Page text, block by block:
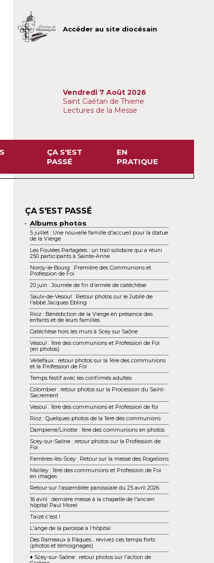
Accéder au site diocésain
Vendredi 7 Août 2026
Saint Gaétan de Thiene
Lectures de la Messe
ÇA S'EST
PASSÉ
EN
PRATIQUE
ÇA S'EST PASSÉ
Albums photos
5 juillet : Une nouvelle famille d'accueil pour la statue
de la Vierge
Les Foulées Partagées : un trail solidaire qui a réuni
250 participants à Sainte-Anne
Noroy-le-Bourg : Première des Communions et
Profession de Foi
20 juin : Journée de fin d'année de catéchèse
Saulx-de-Vesoul : Retour photos sur le Jubilé de
l'abbé Jacques Ebling
Rioz : Bénédiction de la Vierge en présence des
enfants et de leurs familles
Catéchèse hors les murs à Scey sur Saône
Vesoul : 1ère des communions et Profession de Foi
(en photos)
Vellefaux : retour photos sur la 1ère des communions
et la Profession de Foi
Temps festif avec les confirmés adultes
Colombier : retour photos sur la Procession du Saint-
Sacrement
Vesoul : 1ère des communions et Profession de foi
Rioz : Quelques photos de la 1ère des communions
Dampierre/Linotte : 1ère des communions en photos
Scey-sur-Saône : retour photos sur la Profession de
Foi
Ferrières-lès-Scey : Retour sur la messe des Rogations
Mailley : 1ère des communions et Profession de Foi
en images
Retour sur l'assemblée paroissiale du 25 avril 2026
16 avril : dernière messe à la chapelle de l'ancien
hôpital Paul Morel
Taizé c'est !
L'ange de la paroisse à l'hôpital
Des Rameaux à Pâques... revivez ces temps forts
(photos et témoignages)
♦ Scey-sur-Saône : retour photos sur l'action de